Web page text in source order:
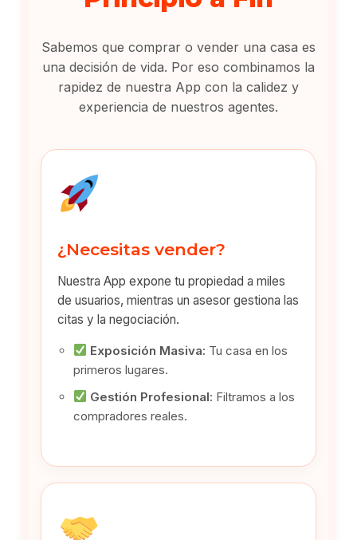
Sabemos que comprar o vender una casa es
una decisión de vida. Por eso combinamos la
rapidez de nuestra App con la calidez y
experiencia de nuestros agentes.
¿Necesitas vender?
Nuestra App expone tu propiedad a miles
de usuarios, mientras un asesor gestiona las
citas y la negociación.
Exposición Masiva: Tu casa en los
primeros lugares.
Gestión Profesional: Filtramos a los
compradores reales.